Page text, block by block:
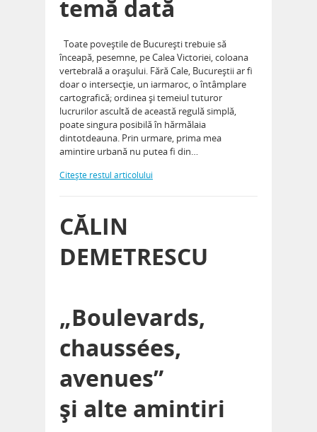
temă dată
Toate poveştile de Bucureşti trebuie să
înceapă, pesemne, pe Calea Victoriei, coloana
vertebrală a oraşului. Fără Cale, Bucureştii ar fi
doar o intersecţie, un iarmaroc, o întâmplare
cartografică; ordinea şi temeiul tuturor
lucrurilor ascultă de această regulă simplă,
poate singura posibilă în hărmălaia
dintotdeauna. Prin urmare, prima mea
amintire urbană nu putea fi din…
Citeşte restul articolului
CĂLIN
DEMETRESCU
„Boulevards,
chaussées,
avenues”
şi alte amintiri